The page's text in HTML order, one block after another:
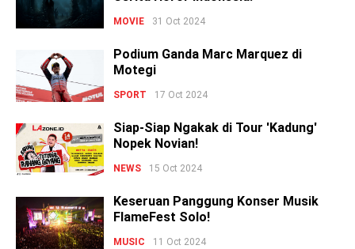
MOVIE 31 Oct 2024
Podium Ganda Marc Marquez di
Motegi
SPORT 17 Oct 2024
Siap-Siap Ngakak di Tour 'Kadung'
Nopek Novian!
NEWS 15 Oct 2024
Keseruan Panggung Konser Musik
FlameFest Solo!
MUSIC 11 Oct 2024